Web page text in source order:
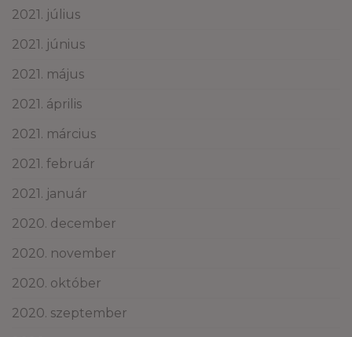
2021. július
2021. június
2021. május
2021. április
2021. március
2021. február
2021. január
2020. december
2020. november
2020. október
2020. szeptember